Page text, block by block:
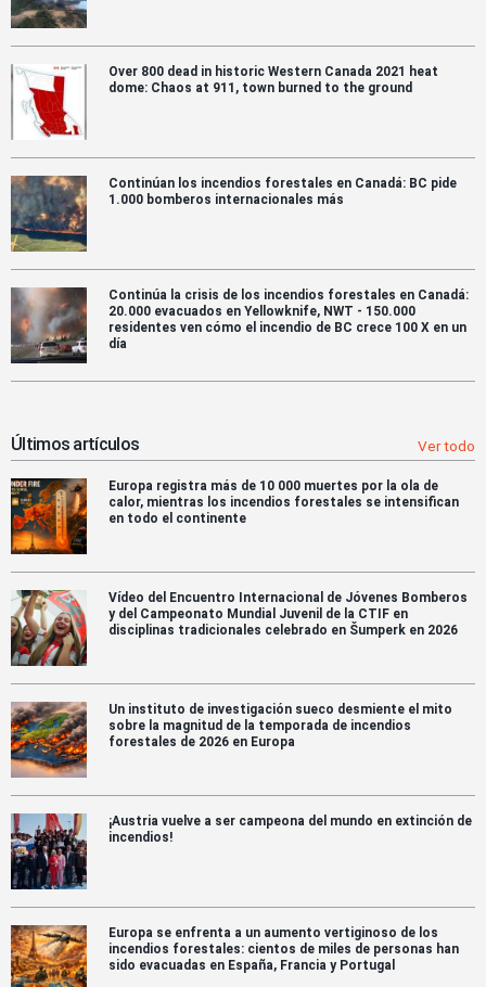
Over 800 dead in historic Western Canada 2021 heat
dome: Chaos at 911, town burned to the ground
Continúan los incendios forestales en Canadá: BC pide
1.000 bomberos internacionales más
Continúa la crisis de los incendios forestales en Canadá:
20.000 evacuados en Yellowknife, NWT - 150.000
residentes ven cómo el incendio de BC crece 100 X en un
día
Últimos artículos Ver todo
Europa registra más de 10 000 muertes por la ola de
calor, mientras los incendios forestales se intensifican
en todo el continente
Vídeo del Encuentro Internacional de Jóvenes Bomberos
y del Campeonato Mundial Juvenil de la CTIF en
disciplinas tradicionales celebrado en Šumperk en 2026
Un instituto de investigación sueco desmiente el mito
sobre la magnitud de la temporada de incendios
forestales de 2026 en Europa
¡Austria vuelve a ser campeona del mundo en extinción de
incendios!
Europa se enfrenta a un aumento vertiginoso de los
incendios forestales: cientos de miles de personas han
sido evacuadas en España, Francia y Portugal